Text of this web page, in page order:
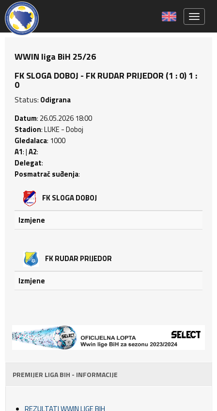
WWIN liga BiH 25/26
FK SLOGA DOBOJ - FK RUDAR PRIJEDOR (1 : 0) 1 :
0
Status: Odigrana
Datum: 26.05.2026 18:00
Stadion: LUKE - Doboj
Gledalaca: 1000
A1: |A2:
Delegat:
Posmatrač suđenja:
FK SLOGA DOBOJ
Izmjene
FK RUDAR PRIJEDOR
Izmjene
PREMIJER LIGA BIH - INFORMACIJE